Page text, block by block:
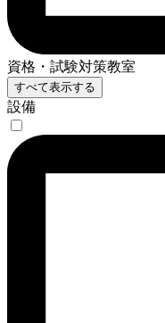
資格・試験対策教室
すべて表示する
設備